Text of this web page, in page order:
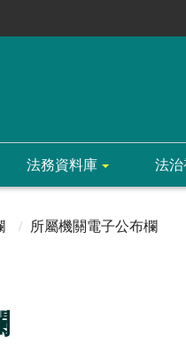
法務資料庫 法治
所屬機關電子公布欄